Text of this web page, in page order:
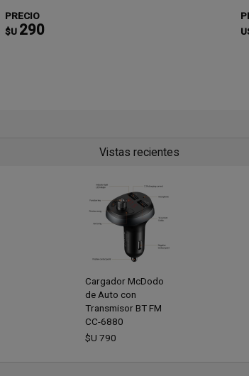
PRECIO
$U 290
Vistas recientes
Cargador McDodo
de Auto con
Transmisor BT FM
CC-6880
$U 790